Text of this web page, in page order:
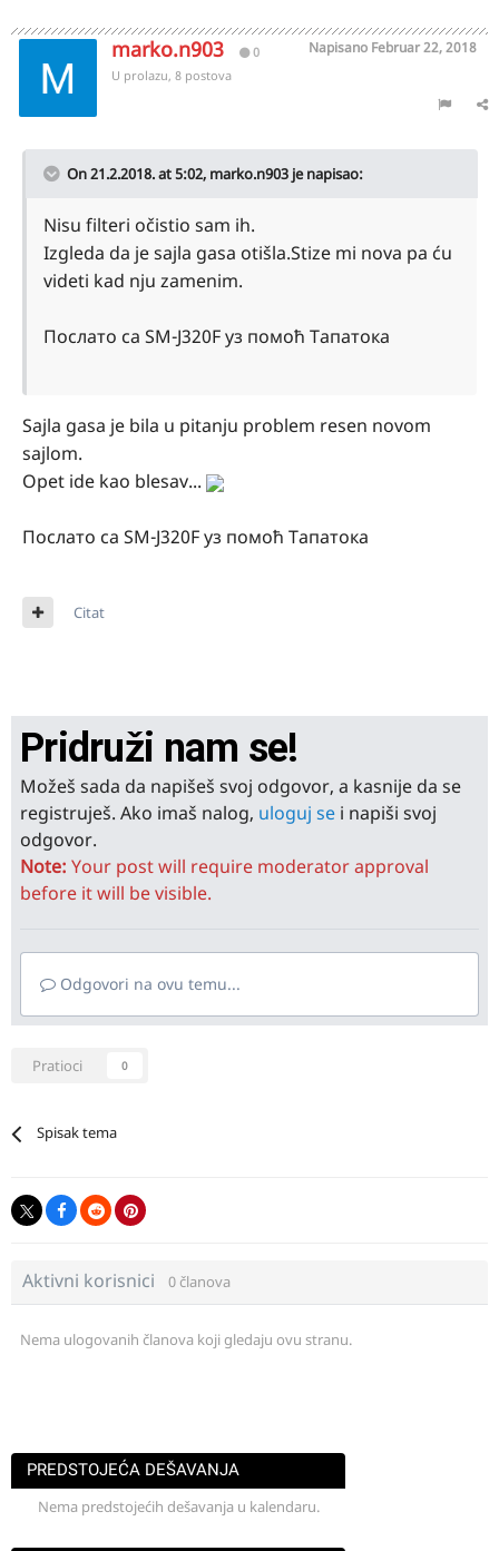
marko.n903 0 Napisano Februar 22, 2018
U prolazu, 8 postova
On 21.2.2018. at 5:02, marko.n903 je napisao:
Nisu filteri očistio sam ih.
Izgleda da je sajla gasa otišla.Stize mi nova pa ću
videti kad nju zamenim.
Послато са SM-J320F уз помоћ Тапатока
Sajla gasa je bila u pitanju problem resen novom
sajlom.
Opet ide kao blesav...
Послато са SM-J320F уз помоћ Тапатока
Citat
Pridruži nam se!
Možeš sada da napišeš svoj odgovor, a kasnije da se
registruješ. Ako imaš nalog, uloguj se i napiši svoj
odgovor.
Note: Your post will require moderator approval
before it will be visible.
Odgovori na ovu temu...
Pratioci 0
Spisak tema
Aktivni korisnici 0 članova
Nema ulogovanih članova koji gledaju ovu stranu.
PREDSTOJEĆA DEŠAVANJA
Nema predstojećih dešavanja u kalendaru.